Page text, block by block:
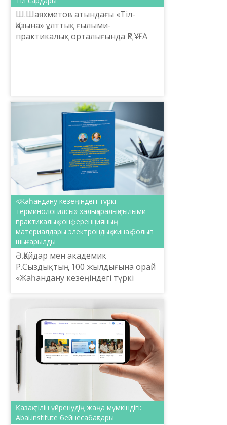
Ш.Шаяхметов атындағы «Тіл-
Қазына» ұлттық ғылыми-
практикалық орталығында ҚР ҰҒА
«Жаһандану кезеңіндегі түркі
терминологиясы» халықаралық ғылыми-
практикалық конференцияның
материалдары электрондық жинақ болып
шығарылды
Ә.Қайдар мен академик
Р.Сыздықтың 100 жылдығына орай
«Жаһандану кезеңіндегі түркі
халықаралық ғылыми-практикалық
конференция материалдарының
электрондық ж...
Қазақ тілін үйренудің жаңа мүмкіндігі:
Abai.institute бейнесабақтары